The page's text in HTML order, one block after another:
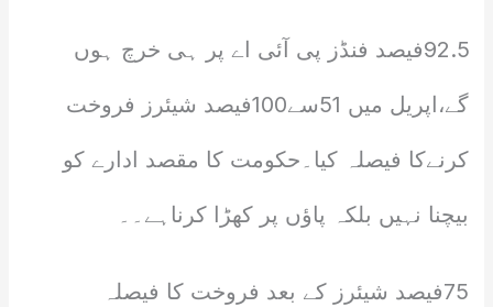
92.5فیصد فنڈز پی آئی اے پر ہی خرچ ہوں
گے،اپریل میں 51سے100فیصد شیئرز فروخت
کرنےکا فیصلہ کیا۔حکومت کا مقصد ادارے کو
بیچنا نہیں بلکہ پاؤں پر کھڑا کرناہے۔۔
75فیصد شیئرز کے بعد فروخت کا فیصلہ